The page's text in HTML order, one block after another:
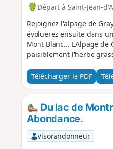
Départ à Saint-Jean-
Rejoignez l'alpage de
évoluerez ensuite dans
Mont Blanc... L'Alpage
paisiblement l'herbe
Télécharger le PDF
Du lac de
Abondance.
Visorandonneur